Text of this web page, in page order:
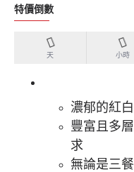
濃郁的紅
豐富且多
求
無論是三
特價倒數
天 小時